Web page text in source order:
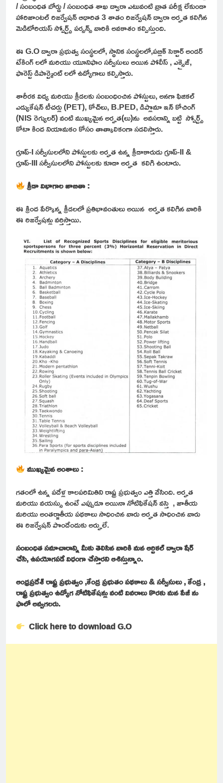
/ సంబంధిత బోర్డు / సంబంధిత శాఖ ద్వారా ఎటువంటి వ్రాత పరీక్ష లేకుండా
హారిజాంటల్ రిజర్వేషన్ ఆధారిత 3 శాతం రిజర్వేషన్ ద్వారా అర్హత కలిగిన
మెడిటోరియస్ స్పోర్ట్స్ పర్సన్స్ వారికి అవకాశం కల్పిస్తుంది.
ఈ G.O ద్వారా ప్రభుత్వ సంస్థలలో, స్థానిక సంస్థలలో,పబ్లిక్ సెక్టార్ అండర్
టేకింగ్ లలో మరియు యూనిఫాం సర్వీసులు అయిన పోలీస్ , ఎక్సైజ్,
ఫారెస్ట్ డిపార్ట్మెంట్ లలో ఉద్యోగాలు కల్పిస్తారు.
శారీరక విద్య మరియు క్రీడలకు సంబంధించిన పోస్టులు, అనగా ఫిజికల్
ఎడ్యుకేషన్ టీచర్లు (PET), కోచ్‌లు, B.PED, డిప్లొమా ఇన్ కోచింగ్
(NIS రెగ్యులర్) వంటి ముఖ్యమైన అర్హత(లు)ను అవసరాన్ని బట్టి స్పోర్ట్స్
కోటా కింద నియామకం కోసం తాత్కాలికంగా సడలిస్తారు.
గ్రూప్-I సర్వీసులలోని పోస్టులకు అర్హత ఉన్న క్రీడాకారుడు గ్రూప్-II &
గ్రూప్-III సర్వీసులలోని పోస్టులకు కూడా అర్హత కలిగి ఉంటారు.
క్రీడా విభాగాల జాబితా :
ఈ క్రింద పేర్కొన్న క్రీడలలో ప్రతిభావంతులు అయిన అర్హత కలిగిన వారికి
ఈ రిజర్వేషన్లు వర్తిస్తాయి.
ముఖ్యమైన అంశాలు :
గతంలో ఉన్న పదేళ్ల కాలపరిమితిని రాష్ట్ర ప్రభుత్వం ఎత్తి వేసింది. అర్హత
మరియు వయస్సు ఉంటే ఎప్పుడూ అయినా నోటిఫికేషన్ వస్తె , జాతీయ
మరియు అంతర్జాతీయ పథకాలు సాధించిన వారు అర్హత సాధించిన వారు
ఈ రిజర్వేషన్ పొందేందుకు అర్హులే.
సంబంధిత సమాచారాన్ని మీకు తెలిసిన వారికి మన ఆర్టికల్ ద్వారా షేర్
చేసి, ఉపయోగపడే విధంగా చేస్తారని ఆశిస్తున్నాం.
ఆంధ్రప్రదేశ్ రాష్ట్ర ప్రభుత్వం ,కేంద్ర ప్రభుతం పథకాలు & సర్వీసులు , కేంద్ర ,
రాష్ట్ర ప్రభుత్వం ఉద్యోగ నోటిఫికేషన్లు వంటి వివరాలు కొరకు మన పేజీ ను
ఫాలో అవ్వగలరు.
Click here to download G.O